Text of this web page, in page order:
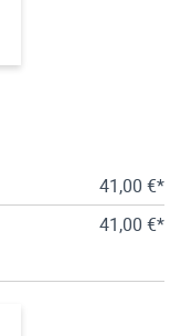
41,00 €*
41,00 €*